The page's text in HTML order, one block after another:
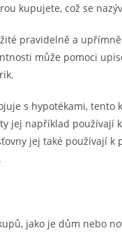
kupujete, což se
pravidelně a
může pomoci
s hypotékami,
jej například
jej také používají
jako je dům nebo